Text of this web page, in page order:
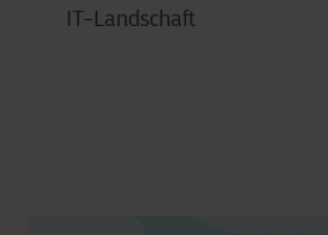
IT-Landschaft